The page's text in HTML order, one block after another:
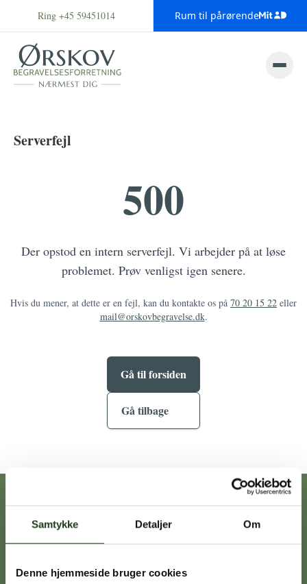
Samtykke Detaljer Om
Denne hjemmeside bruger cookies
Ring +45 59451014 Rum til pårørende
Serverfejl
500
Der opstod en intern serverfejl. Vi arbejder på at løse
problemet. Prøv venligst igen senere.
Hvis du mener, at dette er en fejl, kan du kontakte os på 70 20 15 22 eller
mail@orskovbegravelse.dk.
Gå til forsiden
Gå tilbage
Vores afdelinger
Holbæk